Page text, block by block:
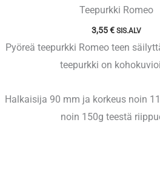
Teepurkki Romeo
3,55€ SIS.ALV
Pyöreä teepurkki Romeo teen
teepurkki on
Halkaisija 90 mm ja korkeus noin
noin 150g teestä